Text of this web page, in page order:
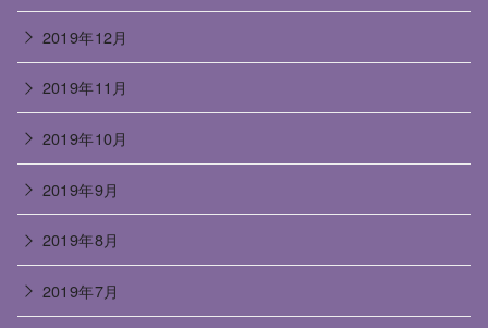
2019年12月
2019年11月
2019年10月
2019年9月
2019年8月
2019年7月